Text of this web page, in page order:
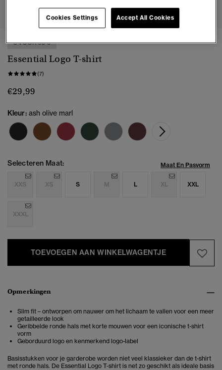
3 VOOR 65 €
Essential Logo T-shirt
(7)
€29,99
Kleur: ash olive marl
Selecteren Maat: Maat En Pasvorm
XXS XS S M L XL XXL
XXXL
TOEVOEGEN AAN WINKELWAGENTJE
Opmerkingen
Slim fit – ontworpen om nauwer om het lichaam te vallen voor een meer
getailleerde look
Geribbelde ronde hals met korte mouwen voor een iconische t-shirt
vorm
Geborduurd logo en kenmerkend logo-label
Basisstukken voor je garderobe worden niet veel klassieker dan de t-shirt
met ronde hals. De Essential Logo T-shirt is net zo geschikt als ideale basis
Cookies Settings Accept All Cookies